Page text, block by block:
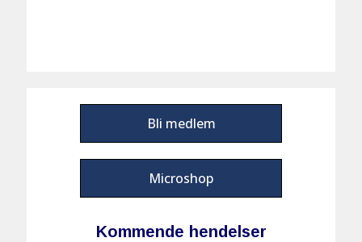
Bli medlem
Microshop
Kommende hendelser